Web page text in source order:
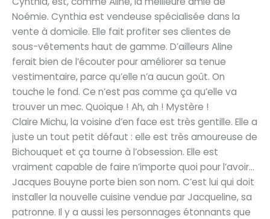
Noémie. Cynthia est vendeuse spécialisée dans la
vente à domicile. Elle fait profiter ses clientes de
sous-vêtements haut de gamme. D’ailleurs Aline
ferait bien de l’écouter pour améliorer sa tenue
vestimentaire, parce qu’elle n’a aucun goût. On
touche le fond. Ce n’est pas comme ça qu’elle va
trouver un mec. Quoique ! Ah, ah ! Mystère !
Claire Michu, la voisine d’en face est très gentille. Elle a
juste un tout petit défaut : elle est très amoureuse de
Bichouquet et ça tourne à l’obsession. Elle est
vraiment capable de faire n’importe quoi pour l’avoir…
Jacques Bouyne porte bien son nom. C’est lui qui doit
installer la nouvelle cuisine vendue par Jacqueline, sa
patronne. Il y a aussi les personnages étonnants que